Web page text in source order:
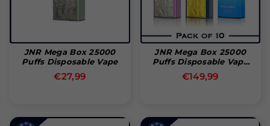
JNR Mega Box 25000
Puffs Disposable Vape
Normale
€27,99
JNR Mega Box 25000
Puffs Disposable Vape
(Doos Van 10)
Normale
€149,99